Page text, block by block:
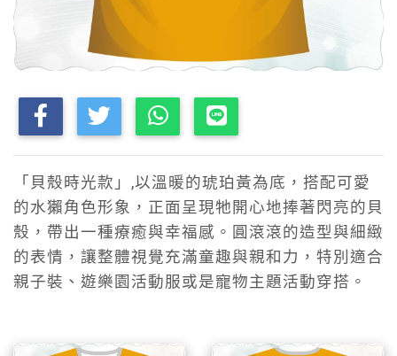
「貝殼時光款」,以溫暖的琥珀黃為底，搭配可愛
的水獺角色形象，正面呈現牠開心地捧著閃亮的貝
殼，帶出一種療癒與幸福感。圓滾滾的造型與細緻
的表情，讓整體視覺充滿童趣與親和力，特別適合
親子裝、遊樂園活動服或是寵物主題活動穿搭。